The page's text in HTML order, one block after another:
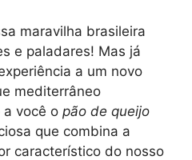
maravilha brasileira
e paladares! Mas já
a um novo
mediterrâneo
a você o pão de queijo
que combina a
característico do nosso